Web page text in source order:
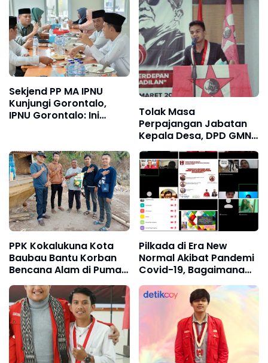
Sekjend PP MA IPNU
Kunjungi Gorontalo,
IPNU Gorontalo: Ini
Tolak Masa
Perpajangan Jabatan
Kepala Desa, DPD GMNI
Sultra Siap Turun
Kejalan
PPK Kokalukuna Kota
Baubau Bantu Korban
Bencana Alam di Puma
Sekaligus Sosialisasi
Pemilu 2024
Pilkada di Era New
Normal Akibat Pandemi
Covid-19, Bagaimana
Kesiapan Dan
Kualitasnya?